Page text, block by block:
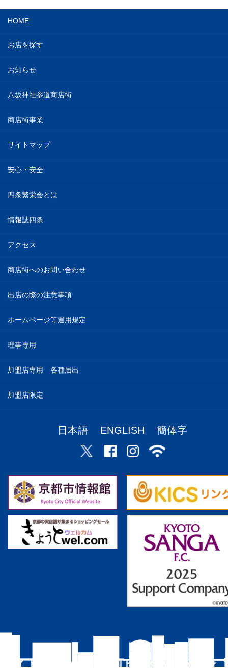
HOME
お店を探す
お知らせ
八坂神社参道商店街
商店街事業
サイトマップ
安心・安全
四条繁栄会とは
情報誌四条
アクセス
商店街へのお問い合わせ
出店の際の注意事項
ホームページ等運用規定
理事専用
加盟店専用 各種届出
加盟店限定
日本語 ENGLISH 簡体字